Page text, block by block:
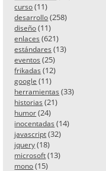
curso (11)
desarrollo (258)
diseño (11)
enlaces (621)
estándares (13)
eventos (25)
frikadas (12)
google (11)
herramientas (33)
historias (21)
humor (24)
inocentadas (14)
javascript (32)
jquery (18)
microsoft (13)
mono (15)